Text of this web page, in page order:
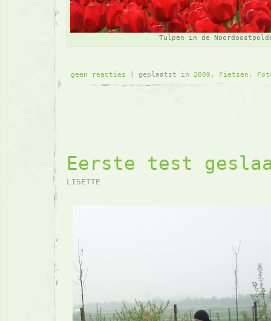
Tulpen in de
geen reacties | geplaatst in 2009 , Fietsen ,
Eerste test
LISETTE